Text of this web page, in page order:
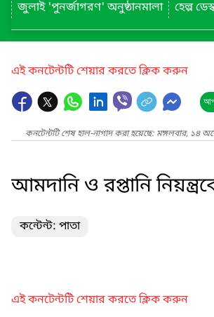
জুলাই 'পুনর্জাগরণ' অনুষ্ঠানমালা
হেল্প
এই কনটেন্টটি শেয়ার করতে ক্লিক করুন
কনটেন্টটি শেষ হাল-নাগাদ করা হয়েছে: মঙ্গলবার, ১৪
আমদানি ও রপ্তানি
কন্টেন্ট: পাতা
এই কনটেন্টটি শেয়ার করতে ক্লিক করুন